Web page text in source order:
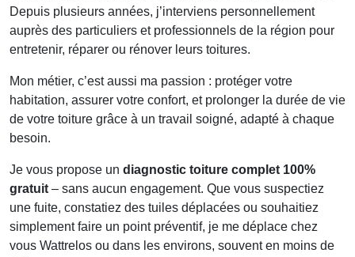
Depuis plusieurs années, j’interviens personnellement
auprès des particuliers et professionnels de la région pour
entretenir, réparer ou rénover leurs toitures.
Mon métier, c’est aussi ma passion : protéger votre
habitation, assurer votre confort, et prolonger la durée de vie
de votre toiture grâce à un travail soigné, adapté à chaque
besoin.
Je vous propose un diagnostic toiture complet 100%
gratuit – sans aucun engagement. Que vous suspectiez
une fuite, constatiez des tuiles déplacées ou souhaitiez
simplement faire un point préventif, je me déplace chez
vous Wattrelos ou dans les environs, souvent en moins de